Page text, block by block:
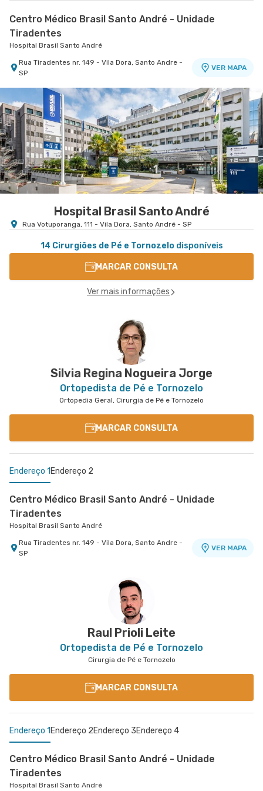
Centro Médico Brasil Santo André - Unidade
Tiradentes
Hospital Brasil Santo André
Rua Tiradentes nr. 149 - Vila Dora, Santo Andre -
SP
VER MAPA
Hospital Brasil Santo André
Rua Votuporanga, 111 - Vila Dora, Santo André - SP
14 Cirurgiões de Pé e Tornozelodisponíveis
MARCAR CONSULTA
Ver mais informações
Silvia Regina Nogueira Jorge
Ortopedista de Pé e Tornozelo
Ortopedia Geral, Cirurgia de Pé e Tornozelo
MARCAR CONSULTA
Endereço 1 Endereço 2
Centro Médico Brasil Santo André - Unidade
Tiradentes
Hospital Brasil Santo André
Rua Tiradentes nr. 149 - Vila Dora, Santo Andre -
SP
VER MAPA
Hospital e Maternidade São Luiz São Caetano
Rua Walter Figueira nr. S/N 9° Andar - Ceramica,
Raul Prioli Leite
Ortopedista de Pé e Tornozelo
Cirurgia de Pé e Tornozelo
MARCAR CONSULTA
Endereço 1 Endereço 2Endereço 3Endereço 4
Centro Médico Brasil Santo André - Unidade
Tiradentes
Hospital Brasil Santo André